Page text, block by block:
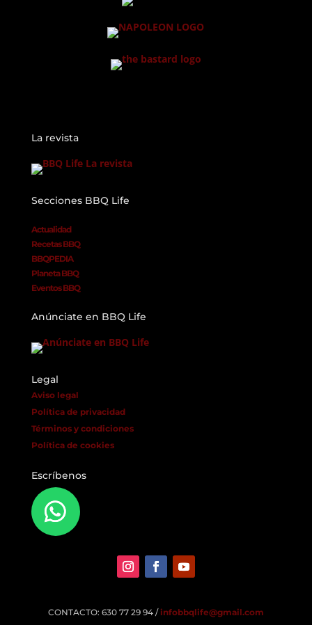
La revista
Secciones BBQ Life
Actualidad
Recetas BBQ
BBQPEDIA
Planeta BBQ
Eventos BBQ
Anúnciate en BBQ Life
Legal
Aviso legal
Política de privacidad
Términos y condiciones
Política de cookies
Escríbenos
CONTACTO: 630 77 29 94 /infobbqlife@gmail.com